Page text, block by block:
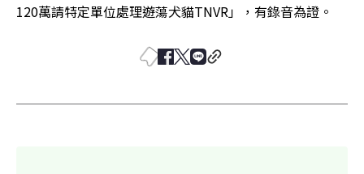
120萬請特定單位處理遊蕩犬貓TNVR」，有錄音為證。